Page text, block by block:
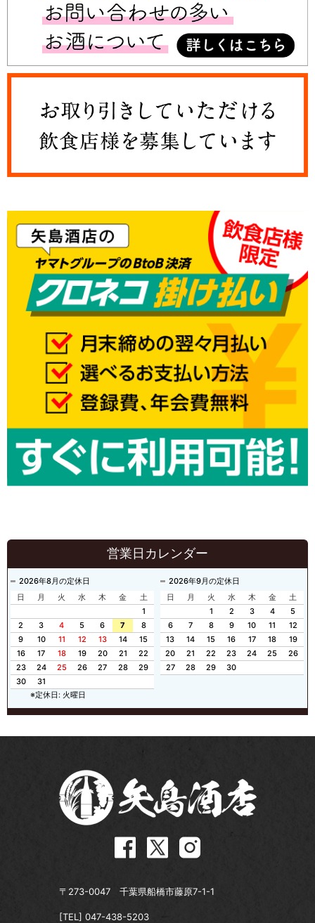
営業日カレンダー
2026年8月の定休日
日
月 火 水 木 金
土
1
2
3 4 5 6 7
8
9
10 11 12 13 14
15
16
17 18 19 20 21
22
23
24 25 26 27 28
29
30
31
2026年9月の定休日
日
月 火 水 木 金
土
1
2 3 4
5
6
7 8 9 10 11
12
13
14 15 16 17 18
19
20
21 22 23 24 25
26
27
28 29 30
※定休日: 火曜日
〒273-0047 千葉県船橋市藤原7-1-1
[TEL] 047-438-5203